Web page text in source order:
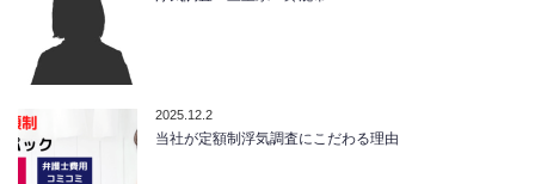
2025.12.2
当社が定額制浮気調査にこだわる理由